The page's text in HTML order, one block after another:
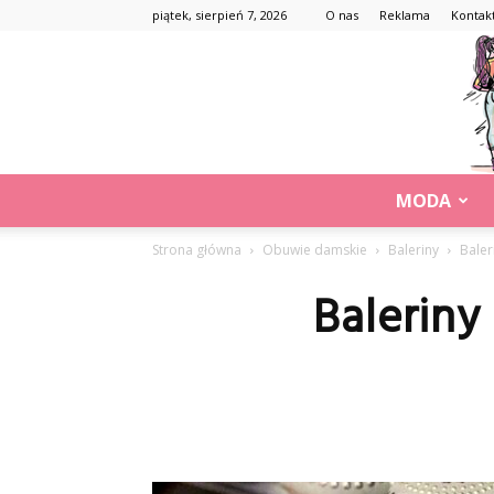
piątek, sierpień 7, 2026 O nas Reklama
MODA
Strona główna Obuwie damskie Baleriny